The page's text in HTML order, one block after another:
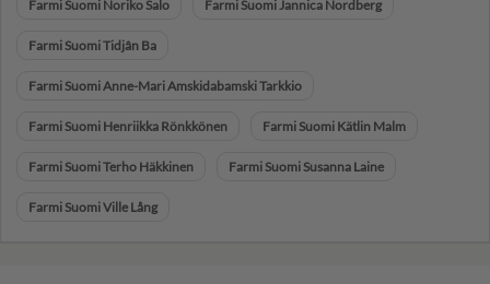
Farmi Suomi Noriko Salo Farmi Suomi Jannica Nordberg
Farmi Suomi Tidjân Ba
Farmi Suomi Anne-Mari Amskidabamski Tarkkio
Farmi Suomi Henriikka Rönkkönen Farmi Suomi Kätlin Malm
Farmi Suomi Terho Häkkinen Farmi Suomi Susanna Laine
Farmi Suomi Ville Lång